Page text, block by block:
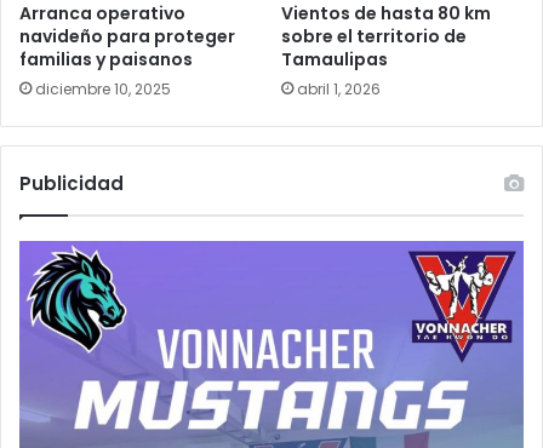
Arranca operativo
navideño para proteger
familias y paisanos
diciembre 10, 2025
Vientos de hasta 80 km
sobre el territorio de
Tamaulipas
abril 1, 2026
Publicidad